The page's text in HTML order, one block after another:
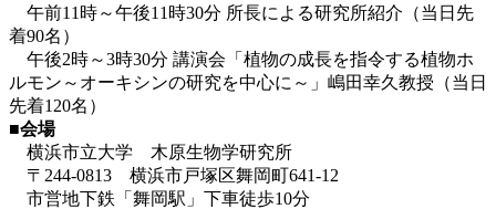
午前11時～午後11時30分 所長による研究所紹介（当日先
着90名）
午後2時～3時30分 講演会「植物の成長を指令する植物ホ
ルモン～オーキシンの研究を中心に～」嶋田幸久教授（当日
先着120名）
■会場
横浜市立大学 木原生物学研究所
〒244-0813 横浜市戸塚区舞岡町641-12
市営地下鉄「舞岡駅」下車徒歩10分